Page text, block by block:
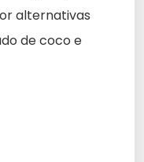
alternativas
de coco e